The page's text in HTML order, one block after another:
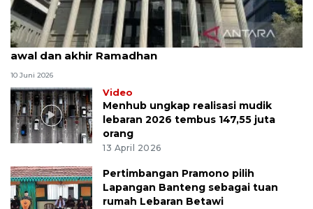
MK uji materi UU Peradilan Agama perihal isbat
awal dan akhir Ramadhan
10 Juni 2026
Video
Menhub ungkap realisasi mudik
lebaran 2026 tembus 147,55 juta
orang
13 April 2026
Pertimbangan Pramono pilih
Lapangan Banteng sebagai tuan
rumah Lebaran Betawi